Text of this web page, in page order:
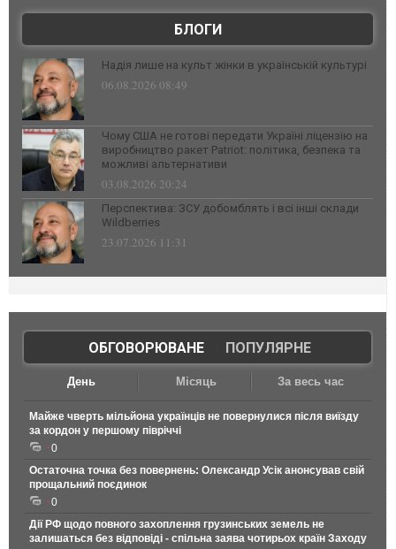
БЛОГИ
Надія лише на культ жінки в українській культурі
06.08.2026 08:49
Чому США не готові передати Україні ліцензію на
виробництво ракет Patriot: політика, безпека та
можливі альтернативи
03.08.2026 20:24
Перспектива: ЗСУ добомблять і всі інші склади
Wildberries
23.07.2026 11:31
ОБГОВОРЮВАНЕ| ПОПУЛЯРНЕ
День Місяць За весь час
Майже чверть мільйона українців не повернулися після виїзду
за кордон у першому півріччі
0
Остаточна точка без повернень: Олександр Усік анонсував свій
прощальний поєдинок
0
Дії РФ щодо повного захоплення грузинських земель не
залишаться без відповіді - спільна заява чотирьох країн Заходу